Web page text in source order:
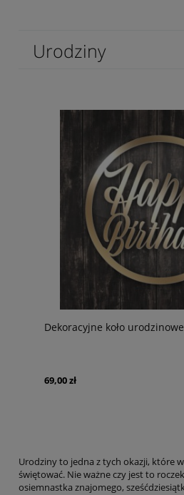
Urodziny
Dekoracyjne koło urodzinowe
69,00 zł
Urodziny to jedna z tych okazji, które
świętować. Nie ważne czy jest to
osiemnastka znajomego,